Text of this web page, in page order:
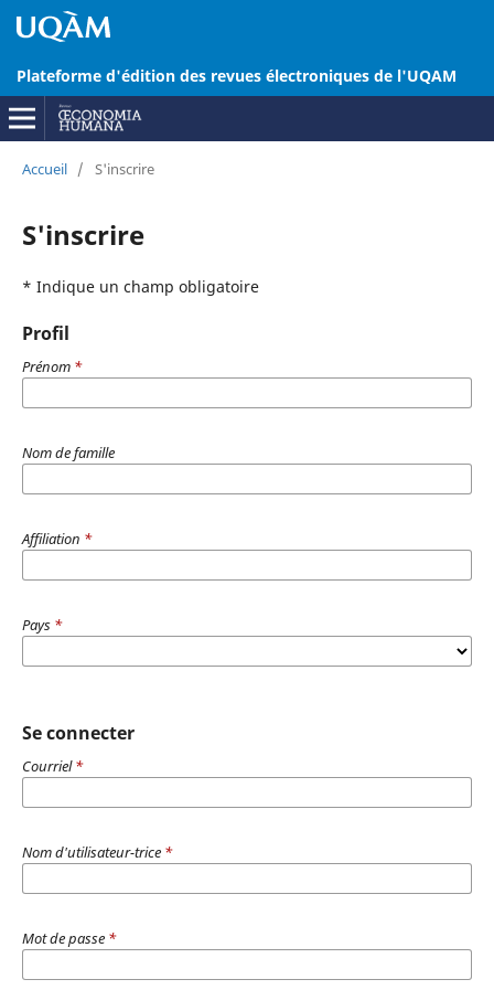
Plateforme d'édition des revues électroniques de l'UQAM
Accueil / S'inscrire
S'inscrire
* Indique un champ obligatoire
Profil
Prénom *
Nom de famille
Affiliation *
Pays *
Se connecter
Courriel*
Nom d'utilisateur-trice *
Mot de passe *